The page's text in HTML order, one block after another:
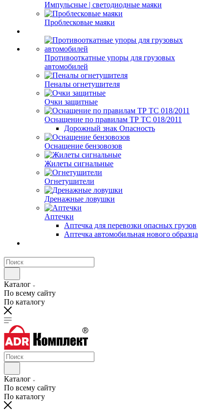
Импульсные | светодиодные маяки
Проблесковые маяки
Противооткатные упоры для грузовых
автомобилей
Пеналы огнетушителя
Очки защитные
Оснащение по правилам ТР ТС 018/2011
Дорожный знак Опасность
Оснащение бензовозов
Жилеты сигнальные
Огнетушители
Дренажные ловушки
Аптечки
Аптечка для перевозки опасных грузов
Аптечка автомобильная нового образца
Каталог
По всему сайту
По каталогу
Каталог
По всему сайту
По каталогу